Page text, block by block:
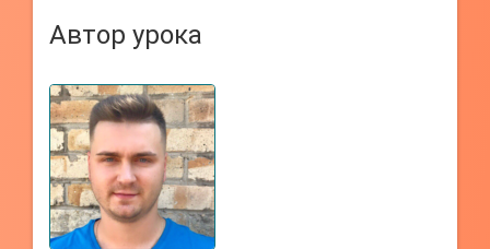
Автор урока